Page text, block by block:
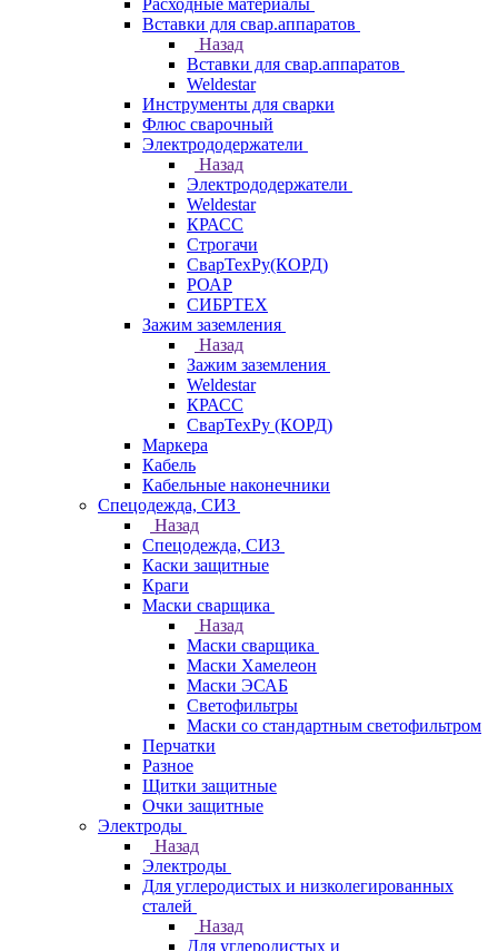
Расходные материалы
Вставки для свар.аппаратов
Назад
Вставки для свар.аппаратов
Weldestar
Инструменты для сварки
Флюс сварочный
Электрододержатели
Назад
Электрододержатели
Weldestar
КРАСС
Строгачи
СварТехРу(КОРД)
РОАР
СИБРТЕХ
Зажим заземления
Назад
Зажим заземления
Weldestar
КРАСС
СварТехРу (КОРД)
Маркера
Кабель
Кабельные наконечники
Спецодежда, СИЗ
Назад
Спецодежда, СИЗ
Каски защитные
Краги
Маски сварщика
Назад
Маски сварщика
Маски Хамелеон
Маски ЭСАБ
Светофильтры
Маски со стандартным светофильтром
Перчатки
Разное
Щитки защитные
Очки защитные
Электроды
Назад
Электроды
Для углеродистых и низколегированных
сталей
Назад
Для углеродистых и